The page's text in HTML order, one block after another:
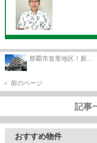
那覇市首里地区！新...
＜ 前のページ
記事
おすすめ物件